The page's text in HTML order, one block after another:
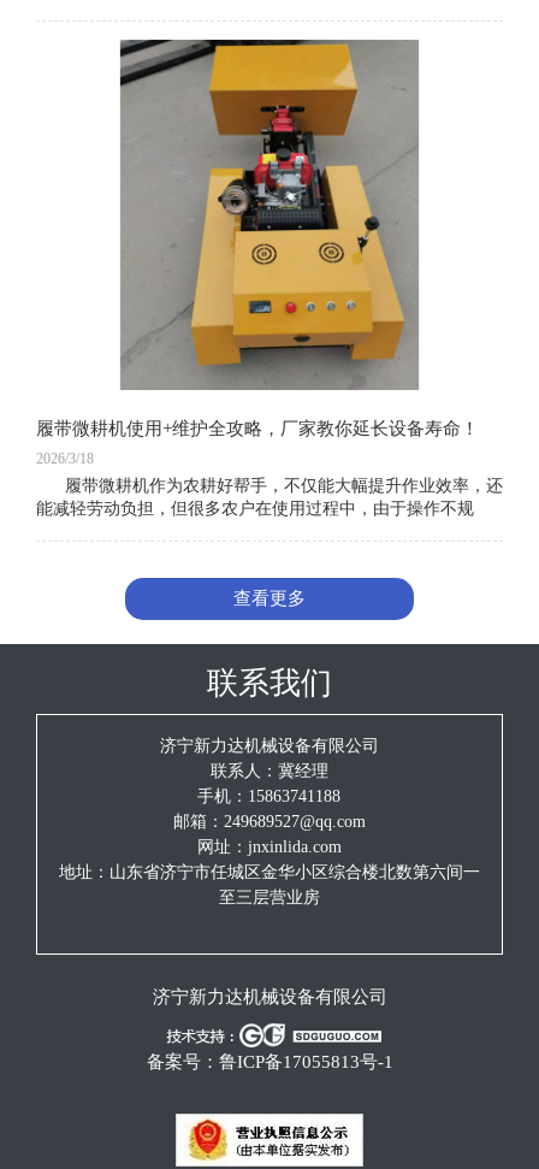
履带微耕机使用+维护全攻略，厂家教你延长设备寿命！
2026/3/18
履带微耕机作为农耕好帮手，不仅能大幅提升作业效率，还
能减轻劳动负担，但很多农户在使用过程中，由于操作不规
查看更多
联系我们
济宁新力达机械设备有限公司
联系人：冀经理
手机：15863741188
邮箱：249689527@qq.com
网址：jnxinlida.com
地址：山东省济宁市任城区金华小区综合楼北数第六间一
至三层营业房
济宁新力达机械设备有限公司
备案号： 鲁ICP备17055813号-1